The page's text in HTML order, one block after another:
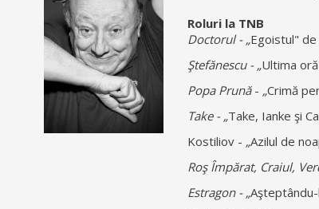
Roluri la TNB
Doctorul - „Egoistul" de
Ştefănescu - „Ultima
Popa Prună- „Crimă
Take - „Take, Ianke şi
Kostiliov - „Azilul de
Roş Împărat, Craiul,
Estragon - „